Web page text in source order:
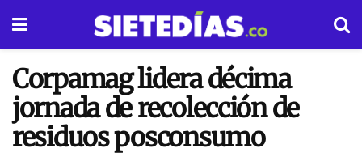
Corpamag lidera décima
jornada de recolección de
residuos posconsumo